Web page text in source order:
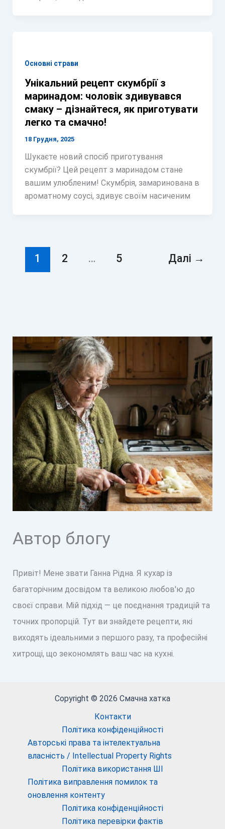
Основні страви
Унікальний рецепт скумбрії з
маринадом: чоловік здивувався
смаку – дізнайтеся, як приготувати
легко та смачно!
18 Грудня, 2025
Шукаєте новий спосіб приготування
скумбрії? Цей рецепт з маринадом стане
вашим улюбленим! Скумбрія, замаринована в
ароматному соусі, здивує своїм насиченим
1 2 … 5 Далі →
Автор блогу
Привіт! Мене звати Ганна Рідна. Я кухар із
багаторічним досвідом та великою любов'ю до
своєї справи. Мій підхід — це поєднання традицій та
точних пропорцій. Тут ви знайдете рецепти, які
виходять ідеальними з першого разу, та професійні
хитрощі, що зекономлять ваш час на кухні.
Copyright © 2026 Смачна хатка
Контакти
Політика конфіденційності
Авторські права та інтелектуальна
власність / Intellectual Property Rights
Політика використання ШІ
Політика виправлення помилок та
оновлення контенту
Політика конфіденційності
Політика перевірки фактів